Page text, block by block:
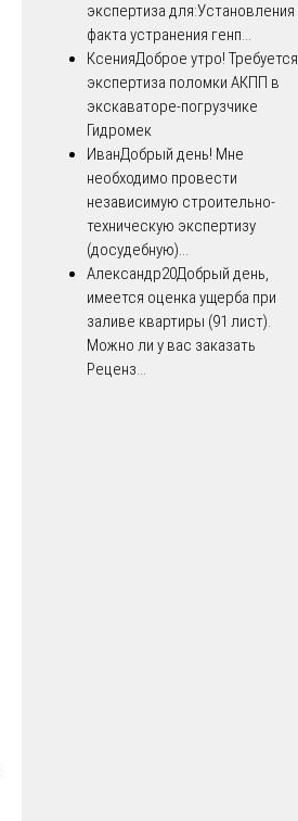
экспертиза для:Установления
факта устранения генп...
КсенияДоброе утро! Требуется
экспертиза поломки АКПП в
экскаваторе-погрузчике
Гидромек
ИванДобрый день! Мне
необходимо провести
независимую строительно-
техническую экспертизу
(досудебную)...
Александр20Добрый день,
имеется оценка ущерба при
заливе квартиры (91 лист).
Можно ли у вас заказать
Реценз...